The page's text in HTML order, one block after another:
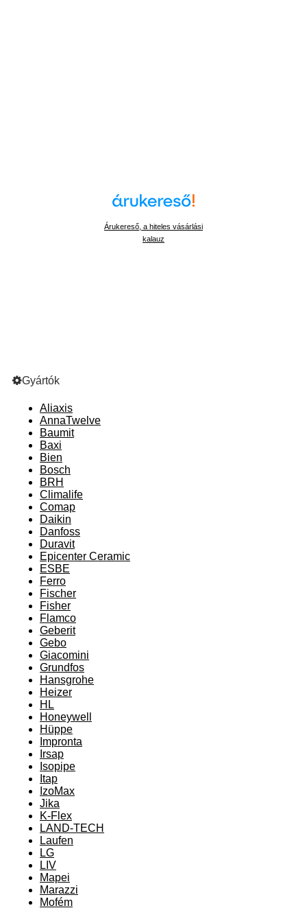
Árukereső, a hiteles vásárlási
kalauz
Gyártók
Aliaxis
AnnaTwelve
Baumit
Baxi
Bien
Bosch
BRH
Climalife
Comap
Daikin
Danfoss
Duravit
Epicenter Ceramic
ESBE
Ferro
Fischer
Fisher
Flamco
Geberit
Gebo
Giacomini
Grundfos
Hansgrohe
Heizer
HL
Honeywell
Hüppe
Impronta
Irsap
Isopipe
Itap
IzoMax
Jika
K-Flex
LAND-TECH
Laufen
LG
LIV
Mapei
Marazzi
Mofém